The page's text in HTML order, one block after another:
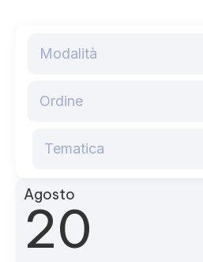
Modalità
Ordine
Tematica
Agosto
20